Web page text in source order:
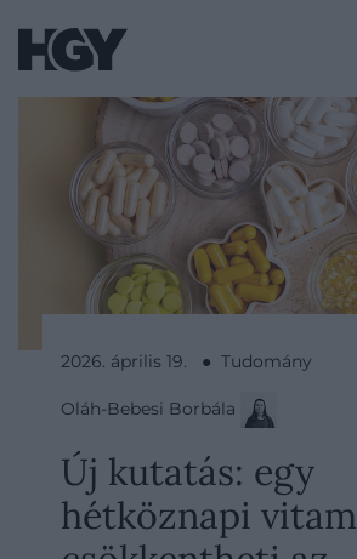
2026. április 19. ● Tudomány
Oláh-Bebesi Borbála
Új kutatás: egy
hétköznapi